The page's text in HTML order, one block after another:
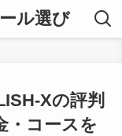
ル選び
Xの評判
・コースを